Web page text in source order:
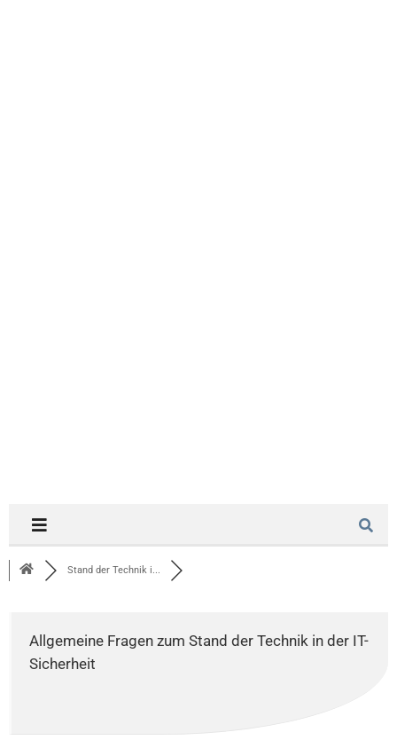
Stand der Technik i...
Allgemeine Fragen zum Stand der Technik in der IT-
Sicherheit